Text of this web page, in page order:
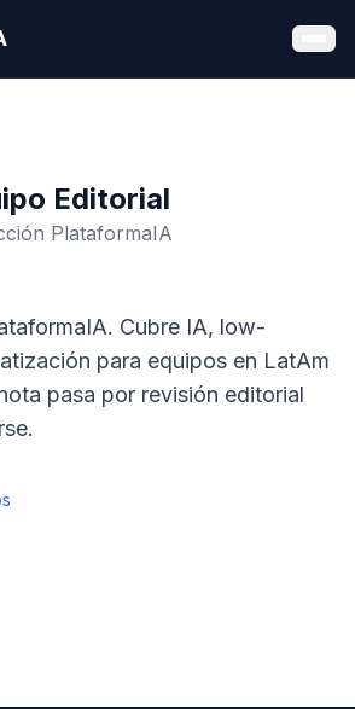
Editorial
PlataformaIA
Cubre IA, low-
para equipos en LatAm
pasa por revisión editorial